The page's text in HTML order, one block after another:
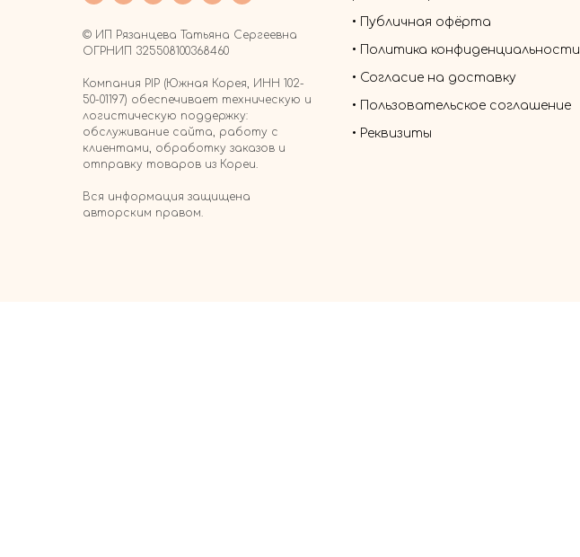
© ИП Рязанцева Татьяна Сергеевна
ОГРНИП 325508100368460
Компания PIP (Южная Корея, ИНН 102-
50-01197) обеспечивает техническую и
логистическую поддержку:
обслуживание сайта, работу с
клиентами, обработку заказов и
отправку товаров из Кореи.
Вся информация защищена
авторским правом.
• Публичная офёрта
• Политика конфиденциальности
• Согласие на доставку
• Пользовательское соглашение
• Реквизиты